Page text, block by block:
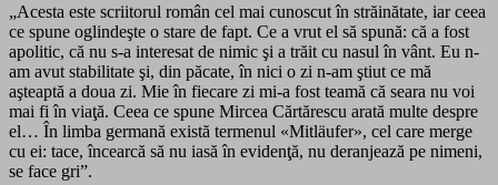
„Acesta este scriitorul român cel mai cunoscut în străinătate, iar ceea
ce spune oglindeşte o stare de fapt. Ce a vrut el să spună: că a fost
apolitic, că nu s-a interesat de nimic şi a trăit cu nasul în vânt. Eu n-
am avut stabilitate şi, din păcate, în nici o zi n-am ştiut ce mă
aşteaptă a doua zi. Mie în fiecare zi mi-a fost teamă că seara nu voi
mai fi în viaţă. Ceea ce spune Mircea Cărtărescu arată multe despre
el… În limba germană există termenul «Mitläufer», cel care merge
cu ei: tace, încearcă să nu iasă în evidenţă, nu deranjează pe nimeni,
se face gri”.